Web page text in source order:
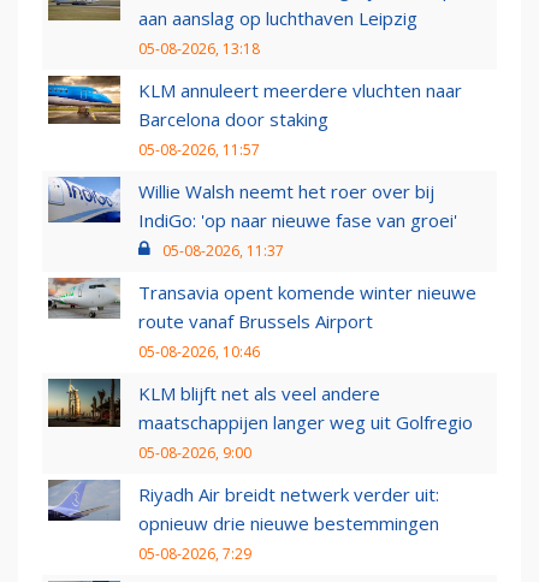
aan aanslag op luchthaven Leipzig
05-08-2026, 13:18
KLM annuleert meerdere vluchten naar
Barcelona door staking
05-08-2026, 11:57
Willie Walsh neemt het roer over bij
IndiGo: 'op naar nieuwe fase van groei'
05-08-2026, 11:37
Transavia opent komende winter nieuwe
route vanaf Brussels Airport
05-08-2026, 10:46
KLM blijft net als veel andere
maatschappijen langer weg uit Golfregio
05-08-2026, 9:00
Riyadh Air breidt netwerk verder uit:
opnieuw drie nieuwe bestemmingen
05-08-2026, 7:29